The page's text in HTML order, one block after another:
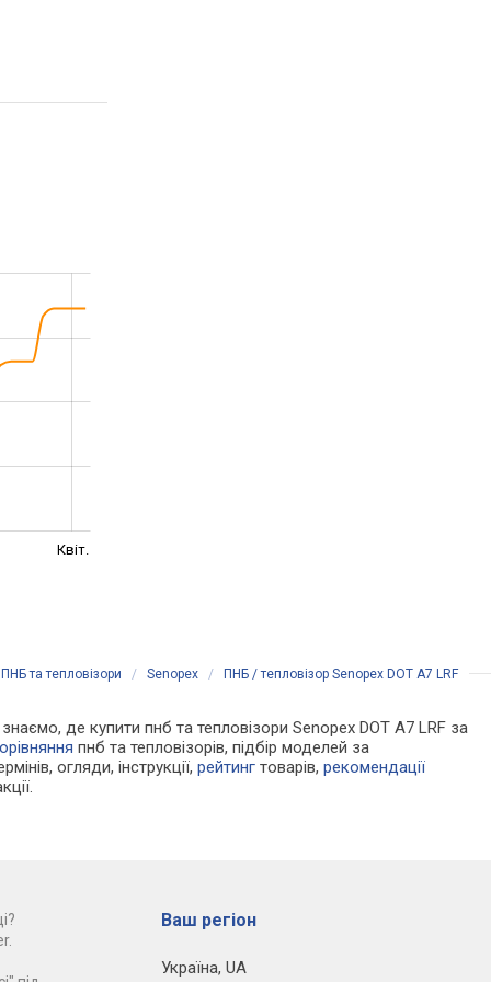
Квіт.
ПНБ та тепловізори / Senopex / ПНБ / тепловізор Senopex DOT A7 LRF
де купити пнб та тепловізори Senopex DOT A7 LRF за
пнб та тепловізорів, підбір моделей за
огляди, інструкції,рейтинг товарів,рекомендації
Ваш регіон
Україна, UA